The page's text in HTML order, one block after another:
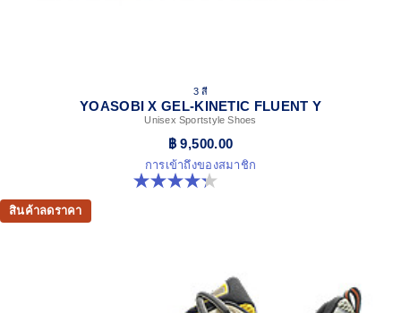
3 สี
YOASOBI X GEL-KINETIC FLUENT Y
Unisex Sportstyle Shoes
฿ 9,500.00
การเข้าถึงของสมาชิก
4.3 จาก 5 ดาว 15 รีวิว
สินค้าลดราคา